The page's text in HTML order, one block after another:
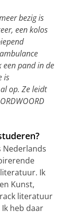
bezig is
een kolos
een pand in de
is
op. Ze leidt
Nederlands
Ik
Kunst,
literatuur
heb daar